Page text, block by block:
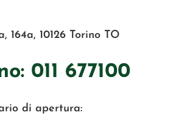
164a, 10126 Torino TO
011 677100
di apertura: